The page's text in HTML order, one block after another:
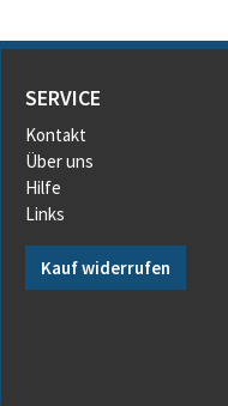
SERVICE
Kontakt
Über uns
Hilfe
Links
Kauf widerrufen